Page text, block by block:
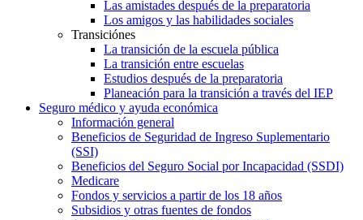
Las amistades después de la preparatoria
Los amigos y las habilidades sociales
Transiciónes
La transición de la escuela pública
La transición entre escuelas
Estudios después de la preparatoria
Planeación para la transición a través del IEP
Seguro médico y ayuda económica
Información general
Beneficios de Seguridad de Ingreso Suplementario
(SSI)
Beneficios del Seguro Social por Incapacidad (SSDI)
Medicare
Fondos y servicios a partir de los 18 años
Subsidios y otras fuentes de fondos